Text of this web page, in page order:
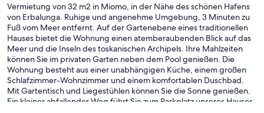
Vermietung von 32 m2 in Miomo, in der Nähe des schönen Hafens
von Erbalunga. Ruhige und angenehme Umgebung, 3 Minuten zu
Fuß vom Meer entfernt. Auf der Gartenebene eines traditionellen
Hauses bietet die Wohnung einen atemberaubenden Blick auf das
Meer und die Inseln des toskanischen Archipels. Ihre Mahlzeiten
können Sie im privaten Garten neben dem Pool genießen. Die
Wohnung besteht aus einer unabhängigen Küche, einem großen
Schlafzimmer-Wohnzimmer und einem komfortablen Duschbad.
Mit Gartentisch und Liegestühlen können Sie die Sonne genießen.
Ein kleiner abfallender Weg führt Sie zum Parkplatz unseres Hauses.